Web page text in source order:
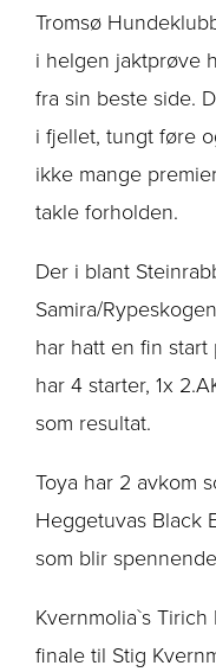
Tromsø
i helgen jaktprøve
fra sin beste side.
i fjellet, tungt føre
ikke mange
takle forholden.
Der i blant
Samira/
har hatt en fin
har 4 starter, 1x
som resultat.
Toya har 2 avkom
Heggetuvas Black
som blir
Kvernmolia`s
finale til Stig